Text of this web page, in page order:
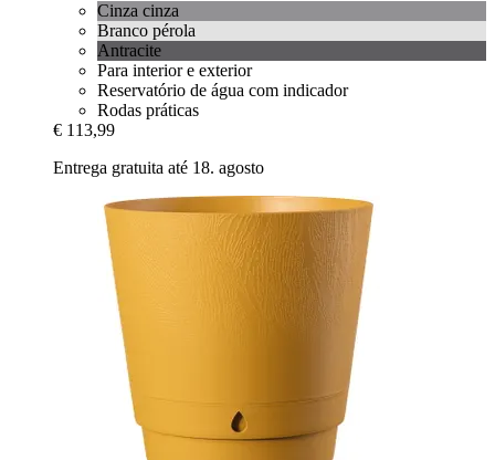
Cinza cinza
Branco pérola
Antracite
Para interior e exterior
Reservatório de água com indicador
Rodas práticas
€ 113,99
Entrega gratuita até 18. agosto